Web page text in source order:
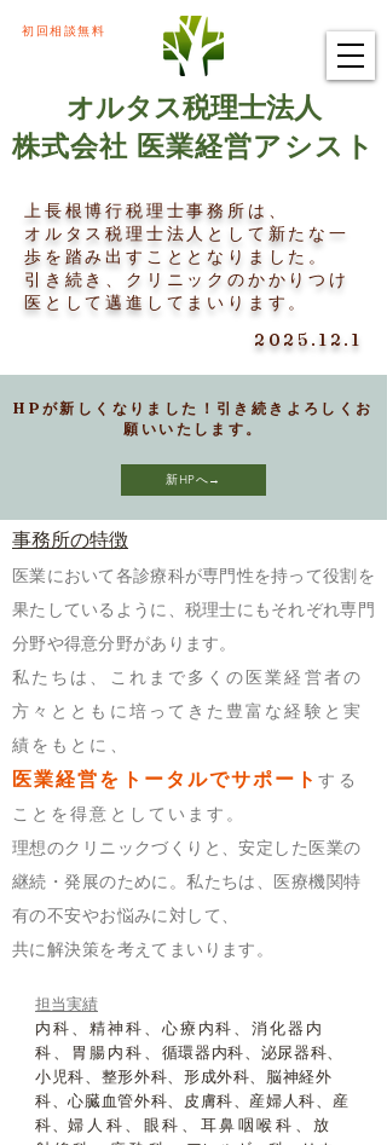
初回相談無料
オルタス税理士法人
株式会社 医業経営アシスト
上長根博行税理士事務所は、
オルタス税理士法人として新たな一
歩を踏み出すこととなりました。
​引き続き、クリニックのかかりつけ
医として邁進してまいります。
2025.12.1
HPが新しくなりました！引き続きよろしくお
願いいたします。
新HPへ→
事務所の特徴
医業において各診療科が専門性を持って役割を
果たしているように、税理士にもそれぞれ専門
分野や得意分野があります。
私たちは、これまで多くの医業経営者の
方々とともに培ってきた豊富な経験と実
績をもとに、
医業経営をトータルでサポートする
ことを得意としています。
理想のクリニックづくりと、安定した医業の
継続・発展のために。私たちは、医療機関特
有の不安やお悩みに対して、
共に解決策を考えてまいります。
担当実績
内科、精神科、心療内科、消化器内
科、胃腸内科、 循環器内科、泌尿器科、
小児科、整形外科、形成外科、 脳神経外
科、心臓血管外科、皮膚科、産婦人科、産
科、婦人科、眼科、耳鼻咽喉科、放